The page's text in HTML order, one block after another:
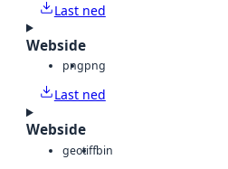
Last ned
Webside
pngpng
Last ned
Webside
geotiffbin